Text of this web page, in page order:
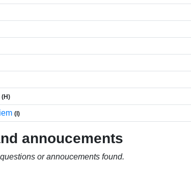
(H)
(I)
annoucements
or annoucements found.